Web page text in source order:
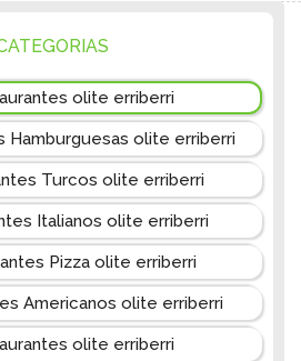
olite erriberri
Hamburguesas olite erriberri
Turcos olite erriberri
Italianos olite erriberri
Pizza olite erriberri
Americanos olite erriberri
olite erriberri